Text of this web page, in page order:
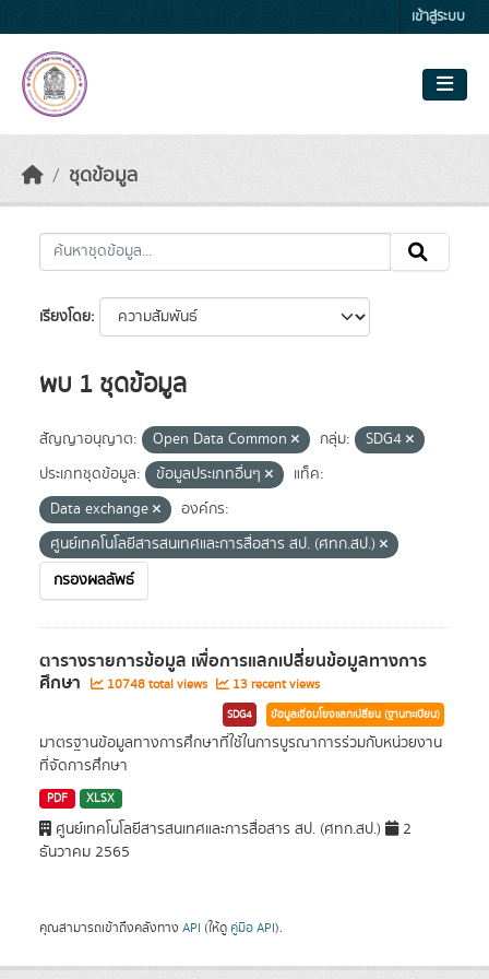
เข้าสู่ระบบ
ชุดข้อมูล
เรียงโดย
พบ 1 ชุดข้อมูล
สัญญาอนุญาต: Open Data Common กลุ่ม:
SDG4
ประเภทชุดข้อมูล:
ข้อมูลประเภทอื่นๆ
แท็ค:
Data exchange
องค์กร:
ศูนย์เทคโนโลยีสารสนเทศและการสื่อสาร สป. (ศทก.สป.)
กรองผลลัพธ์
ตารางรายการข้อมูล เพื่อการแลกเปลี่ยนข้อมูลทางการ
ศึกษา 10748 total views 13 recent views
SDG4 ข้อมูลเชื่อมโยงแลกเปลี่ยน (ฐานทะเบียน)
มาตรฐานข้อมูลทางการศึกษาที่ใช้ในการบูรณาการร่วมกับหน่วยงาน
ที่จัดการศึกษา
PDF XLSX
ศูนย์เทคโนโลยีสารสนเทศและการสื่อสาร สป. (ศทก.สป.)
2
ธันวาคม 2565
คุณสามารถเข้าถึงคลังทาง API (ให้ดู คู่มือ API).